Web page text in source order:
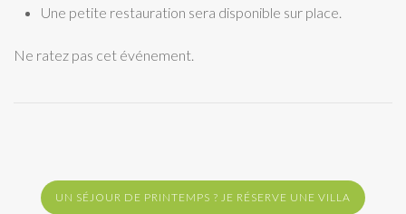
Une petite restauration sera disponible sur place.
Ne ratez pas cet événement.
UN SÉJOUR DE PRINTEMPS ? JE RÉSERVE UNE VILLA